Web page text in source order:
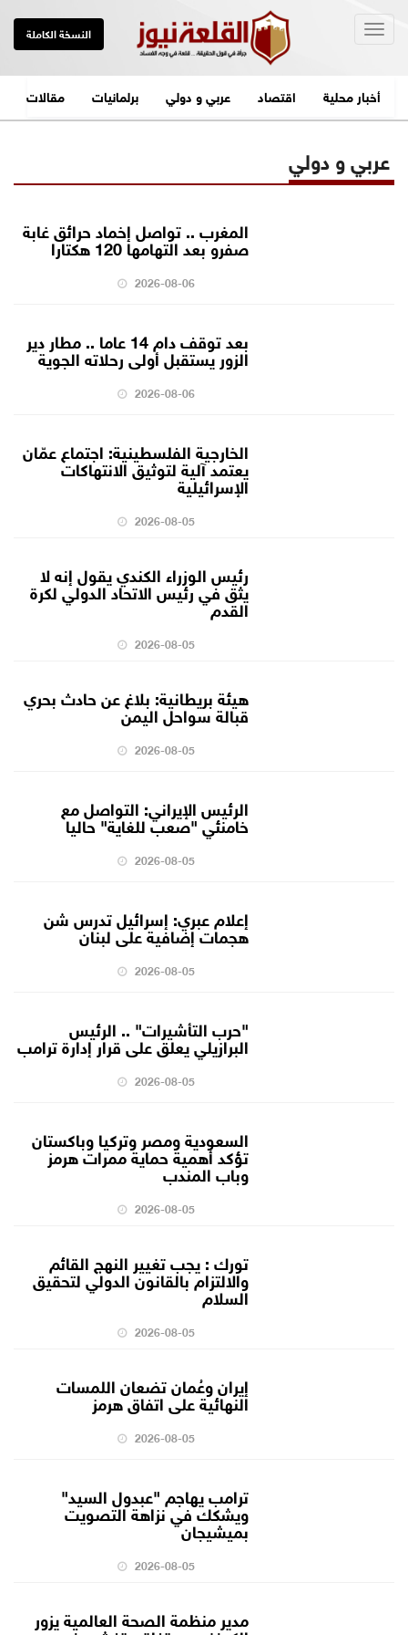
النسخة الكاملة
أخبار محلية اقتصاد عربي و دولي برلمانيات مقالات
عربي و دولي
المغرب .. تواصل إخماد حرائق غابة
صفرو بعد التهامها 120 هكتارا
2026-08-06
بعد توقف دام 14 عاما .. مطار دير
الزور يستقبل أولى رحلاته الجوية
2026-08-06
الخارجية الفلسطينية: اجتماع عمّان
يعتمد آلية لتوثيق الانتهاكات
الإسرائيلية
2026-08-05
رئيس الوزراء الكندي يقول إنه لا
يثق في رئيس الاتحاد الدولي لكرة
القدم
2026-08-05
هيئة بريطانية: بلاغ عن حادث بحري
قبالة سواحل اليمن
2026-08-05
الرئيس الإيراني: التواصل مع
خامنئي "صعب للغاية" حاليا
2026-08-05
إعلام عبري: إسرائيل تدرس شن
هجمات إضافية على لبنان
2026-08-05
"حرب التأشيرات" .. الرئيس
البرازيلي يعلق على قرار إدارة ترامب
2026-08-05
السعودية ومصر وتركيا وباكستان
تؤكد أهمية حماية ممرات هرمز
وباب المندب
2026-08-05
تورك : يجب تغيير النهج القائم
والالتزام بالقانون الدولي لتحقيق
السلام
2026-08-05
إيران وعُمان تضعان اللمسات
النهائية على اتفاق هرمز
2026-08-05
ترامب يهاجم "عبدول السيد"
ويشكك في نزاهة التصويت
بميشيجان
2026-08-05
مدير منظمة الصحة العالمية يزور